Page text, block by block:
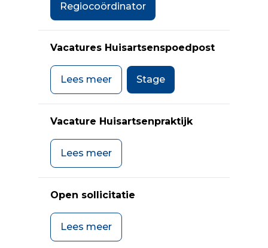
Regiocoördinator
Vacatures Huisartsenspoedpost
Lees meer Stage
Vacature Huisartsenpraktijk
Lees meer
Open sollicitatie
Lees meer